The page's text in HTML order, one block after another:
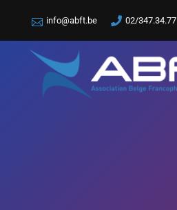
info@abft.be 02/347.34.77